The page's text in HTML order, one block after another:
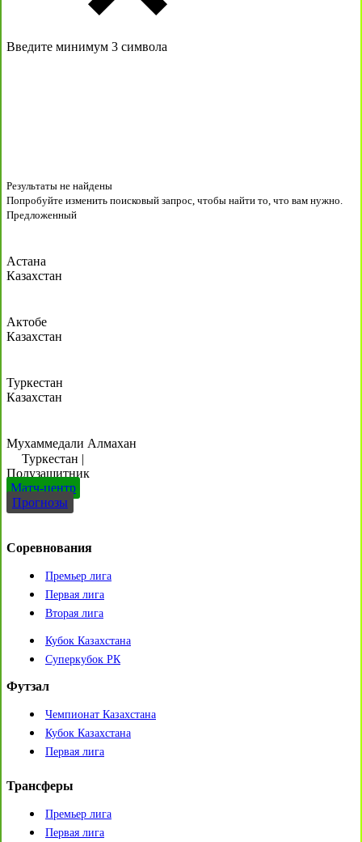
Введите минимум 3 символа
Результаты не найдены
Попробуйте изменить поисковый запрос, чтобы найти то, что вам нужно.
Предложенный
Астана
Казахстан
Актобе
Казахстан
Туркестан
Казахстан
Мухаммедали Алмахан
Туркестан |
Полузащитник
Матч-центр
Прогнозы
Соревнования
Премьер лига
Первая лига
Вторая лига
Кубок Казахстана
Суперкубок РК
Футзал
Чемпионат Казахстана
Кубок Казахстана
Первая лига
Трансферы
Премьер лига
Первая лига